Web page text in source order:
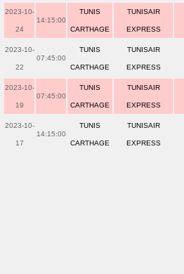
2023-10-
24
14:15:00
TUNIS
CARTHAGE
TUNISAIR
EXPRESS
2023-10-
22
07:45:00
TUNIS
CARTHAGE
TUNISAIR
EXPRESS
2023-10-
19
07:45:00
TUNIS
CARTHAGE
TUNISAIR
EXPRESS
2023-10-
17
14:15:00
TUNIS
CARTHAGE
TUNISAIR
EXPRESS